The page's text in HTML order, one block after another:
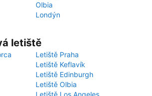
Olbia
Londýn
letiště
Letiště Praha
Letiště Keflavík
Letiště Edinburgh
Letiště Olbia
Letiště Los Angeles